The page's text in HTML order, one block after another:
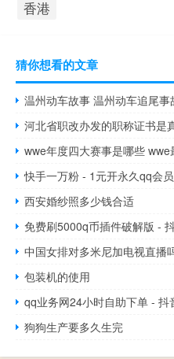
香港
猜你想看的文章
温州动车故事 温州动车追尾事
河北省职改办发的职称证书是
wwe年度四大赛事是哪些 wwe
快手一万粉 - 1元开永久qq会
西安婚纱照多少钱合适
免费刷5000q币插件破解版 -
中国女排对多米尼加电视直播
包装机的使用
qq业务网24小时自助下单 - 抖
狗狗生产要多久生完